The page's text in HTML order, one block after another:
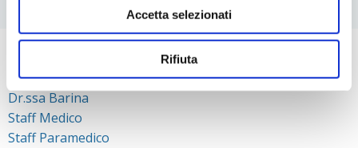
Accetta selezionati
Rifiuta
STUDIO BARINA
Dr.ssa Barina
Staff Medico
Staff Paramedico